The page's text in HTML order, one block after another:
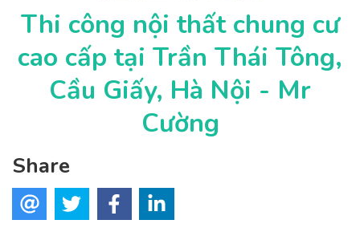
Thi công nội thất chung cư
cao cấp tại Trần Thái Tông,
Cầu Giấy, Hà Nội - Mr
Cường
Share